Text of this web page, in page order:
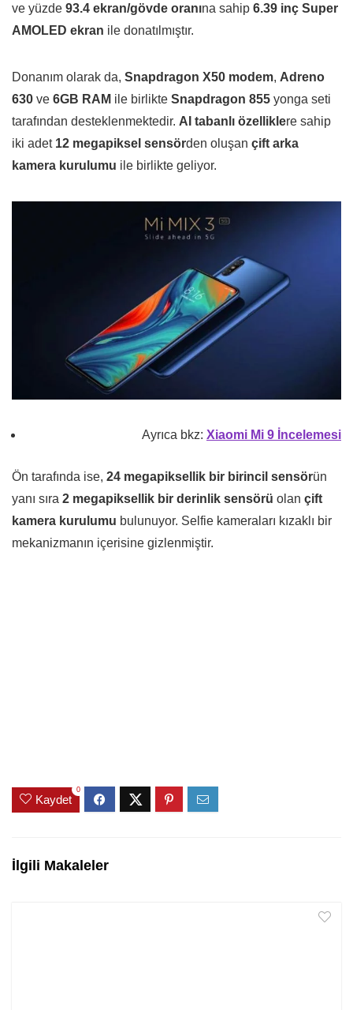
ve yüzde 93.4 ekran/gövde oranına sahip 6.39 inç Super
AMOLED ekran ile donatılmıştır.
Donanım olarak da, Snapdragon X50 modem, Adreno
630 ve 6GB RAM ile birlikte Snapdragon 855 yonga seti
tarafından desteklenmektedir. AI tabanlı özelliklere sahip
iki adet 12 megapiksel sensörden oluşan çift arka
kamera kurulumu ile birlikte geliyor.
Ayrıca bkz: Xiaomi Mi 9 İncelemesi
Ön tarafında ise, 24 megapiksellik bir birincil sensörün
yanı sıra 2 megapiksellik bir derinlik sensörü olan çift
kamera kurulumu bulunuyor. Selfie kameraları kızaklı bir
mekanizmanın içerisine gizlenmiştir.
Kaydet
0
İlgili Makaleler